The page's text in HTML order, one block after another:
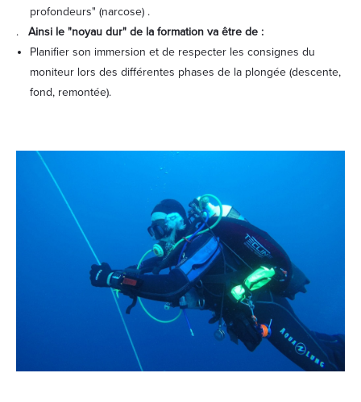
profondeurs" (narcose) .
. Ainsi le "noyau dur" de la formation va être de :
Planifier son immersion et de respecter les consignes du
moniteur lors des différentes phases de la plongée (descente,
fond, remontée).